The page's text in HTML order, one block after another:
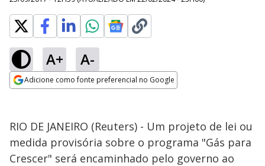
A+ A-
Adicione como fonte preferencial no Google
RIO DE JANEIRO (Reuters) - Um projeto de lei ou
medida provisória sobre o programa "Gás para
Crescer" será encaminhado pelo governo ao